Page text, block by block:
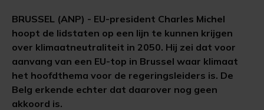
BRUSSEL (ANP) - EU-president Charles Michel
hoopt de lidstaten op een lijn te kunnen krijgen
over klimaatneutraliteit in 2050. Hij zei dat voor
aanvang van een EU-top in Brussel waar klimaat
het hoofdthema voor de regeringsleiders is. De
Belg erkende echter dat daarover nog geen
akkoord is.